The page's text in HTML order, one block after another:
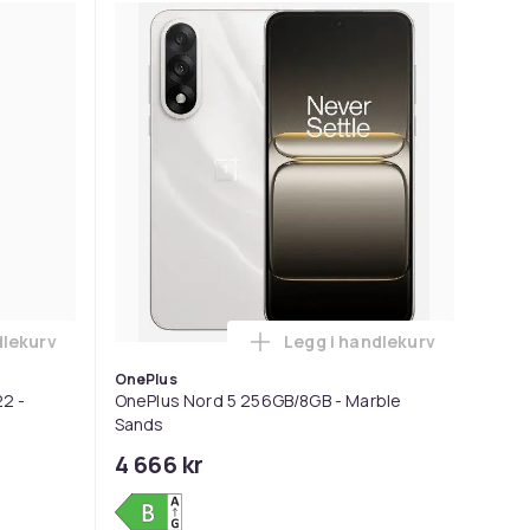
-
Refurbished Apple iPhone SE 2022 - Condition: Grade A i
OnePlus
OnePlus Nord 5 256GB/8GB - Marble
Sands
4 666 kr
Legg OnePlus Nord 5
Legg i handlekurv